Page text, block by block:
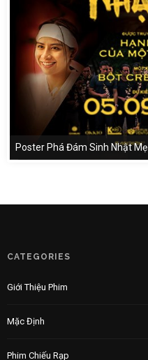
Poster Phá Đám Sinh Nhật Mẹ
CATEGORIES
Giới Thiệu Phim
Mặc Định
Phim Chiếu Rạp